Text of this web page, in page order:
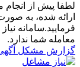
لطفا پیش از
ارائه شده، به
فرمایید.سامانه
معامله شما ندارد.
گزارش مشکل آگهی